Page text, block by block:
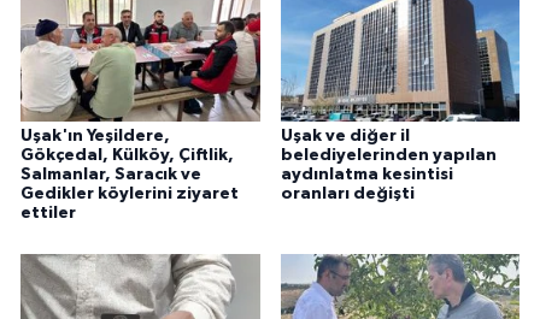
Uşak'ın Yeşildere,
Gökçedal, Külköy, Çiftlik,
Salmanlar, Saracık ve
Gedikler köylerini ziyaret
ettiler
Uşak ve diğer il
belediyelerinden yapılan
aydınlatma kesintisi
oranları değişti